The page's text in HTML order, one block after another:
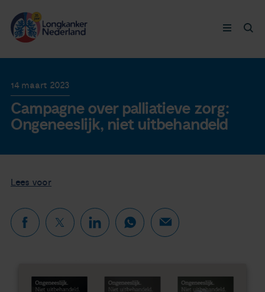
Nieuws
Longkanker
Leven met
Thymuskankers
Steun ons
14 maart 2023
Campagne over palliatieve zorg:
Ongeneeslijk, niet uitbehandeld
Lees voor